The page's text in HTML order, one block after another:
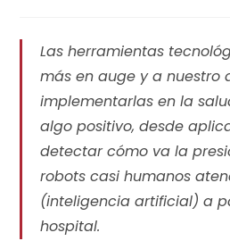
Las herramientas
más en auge y a nuestro
implementarlas en la
algo positivo, desde
detectar cómo va la
robots casi humanos
(inteligencia artificial) a
hospital.